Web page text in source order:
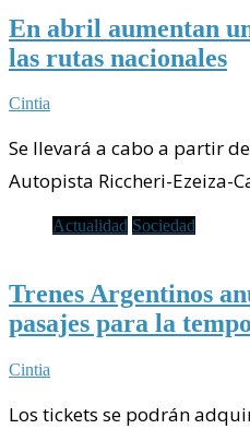
En abril aumentan
las rutas nacionales
Cintia
Se llevará a cabo a partir
Autopista Riccheri-Ezeiza-
Actualidad Sociedad
Trenes Argentinos
pasajes para la
Cintia
Los tickets se podrán